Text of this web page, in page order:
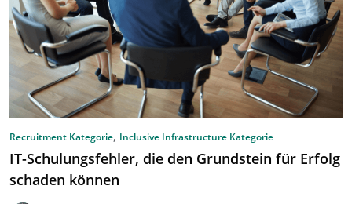
Recruitment Kategorie, Inclusive Infrastructure Kategorie
IT-Schulungsfehler, die den Grundstein für Erfolg
schaden können